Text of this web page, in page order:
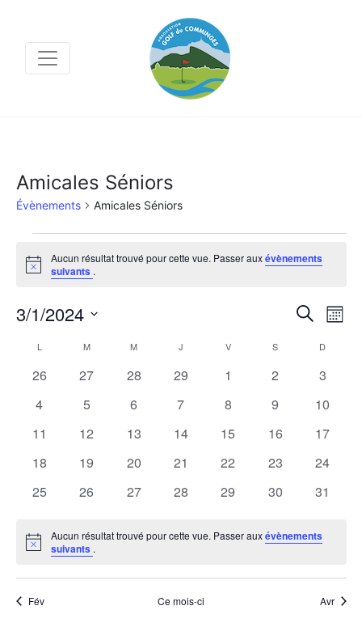
Amicales Séniors
Évènements Amicales Séniors
Notice
Aucun résultat trouvé pour cette vue. Passer auxévènements
suivants .
vues
Recherche
Mois
3/1/2024
date.
Calendrier
de
Évènements
L MMARDI M MERCREDI
J VVENDREDIS D
0
26
0
27
0
28
0
29
0
1
0
2
0
3
0
4
0
5
0
6
0
7
0
8
0
9
0
10
0
11
0
12
0
13
0
14
0
15
0
16
0
17
0
18
0
19
0
20
0
21
0
22
0
23
0
24
0
25
0
26
0
27
0
28
0
29
0
30
0
31
Notice
Aucun résultat trouvé pour cette vue. Passer auxévènements
suivants .
Fév Ce mois-ci Avr